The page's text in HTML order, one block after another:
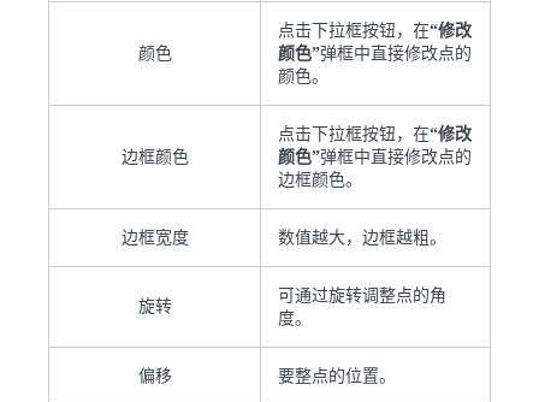
颜色
点击下拉框按钮，在“修改
颜色”弹框中直接修改点的
颜色。
边框颜色
点击下拉框按钮，在“修改
颜色”弹框中直接修改点的
边框颜色。
边框宽度 数值越大，边框越粗。
旋转
可通过旋转调整点的角
度。
偏移 要整点的位置。